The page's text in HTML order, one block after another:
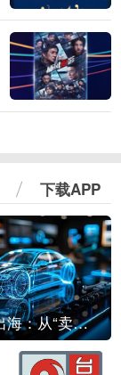
下载APP
中国汽车出海：从“卖出去”到“走进去”